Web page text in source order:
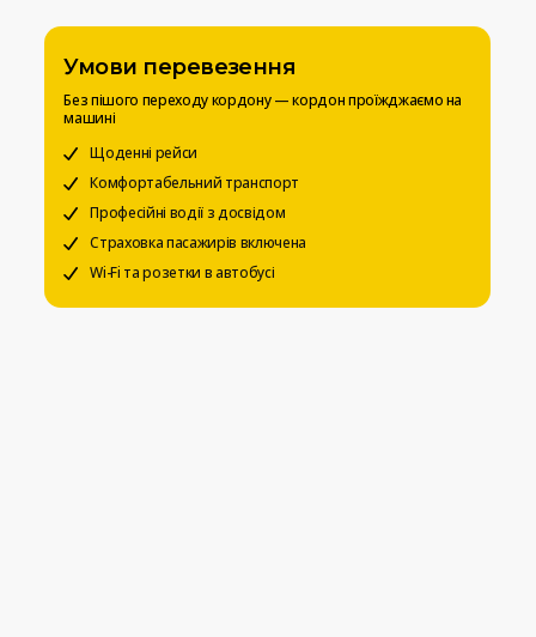
Вул. Леваневського
15:00Київ
Вокзальна пл. 4
20:00 Чернігів
Автостанція
Умови перевезення
Без пішого переходу кордону — кордон проїжджаємо на
машині
Щоденні рейси
Комфортабельний транспорт
Професійні водії з досвідом
Страховка пасажирів включена
Wi-Fi та розетки в автобусі